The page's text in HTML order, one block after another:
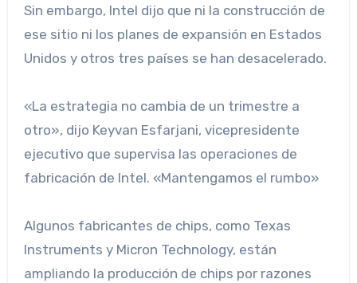
Sin embargo, Intel dijo que ni la construcción de
ese sitio ni los planes de expansión en Estados
Unidos y otros tres países se han desacelerado.
«La estrategia no cambia de un trimestre a
otro», dijo Keyvan Esfarjani, vicepresidente
ejecutivo que supervisa las operaciones de
fabricación de Intel. «Mantengamos el rumbo»
Algunos fabricantes de chips, como Texas
Instruments y Micron Technology, están
ampliando la producción de chips por razones